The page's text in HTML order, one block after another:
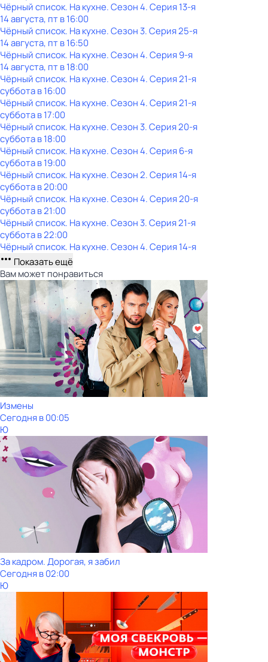
Чёрный список. На кухне. Сезон 4. Серия 13-я
14 августа, пт в 16:00
Чёрный список. На кухне. Сезон 3. Серия 25-я
14 августа, пт в 16:50
Чёрный список. На кухне. Сезон 4. Серия 9-я
14 августа, пт в 18:00
Чёрный список. На кухне. Сезон 4. Серия 21-я
субботав16:00
Чёрный список. На кухне. Сезон 4. Серия 21-я
субботав17:00
Чёрный список. На кухне. Сезон 3. Серия 20-я
субботав18:00
Чёрный список. На кухне. Сезон 4. Серия 6-я
субботав19:00
Чёрный список. На кухне. Сезон 2. Серия 14-я
субботав20:00
Чёрный список. На кухне. Сезон 4. Серия 20-я
субботав21:00
Чёрный список. На кухне. Сезон 3. Серия 21-я
субботав22:00
Чёрный список. На кухне. Сезон 4. Серия 14-я
Показать ещё
Вам может понравиться
Измены
Сегодня в 00:05
Ю
За кадром. Дорогая, я забил
Сегодня в 02:00
Ю